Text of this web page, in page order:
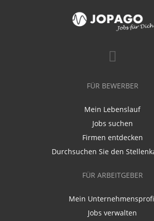
FÜR BEWERBER
Mein Lebenslauf
Jobs suchen
Firmen entdecken
Durchsuchen Sie den
FÜR ARBEITGEBER
Mein
Jobs verwalten